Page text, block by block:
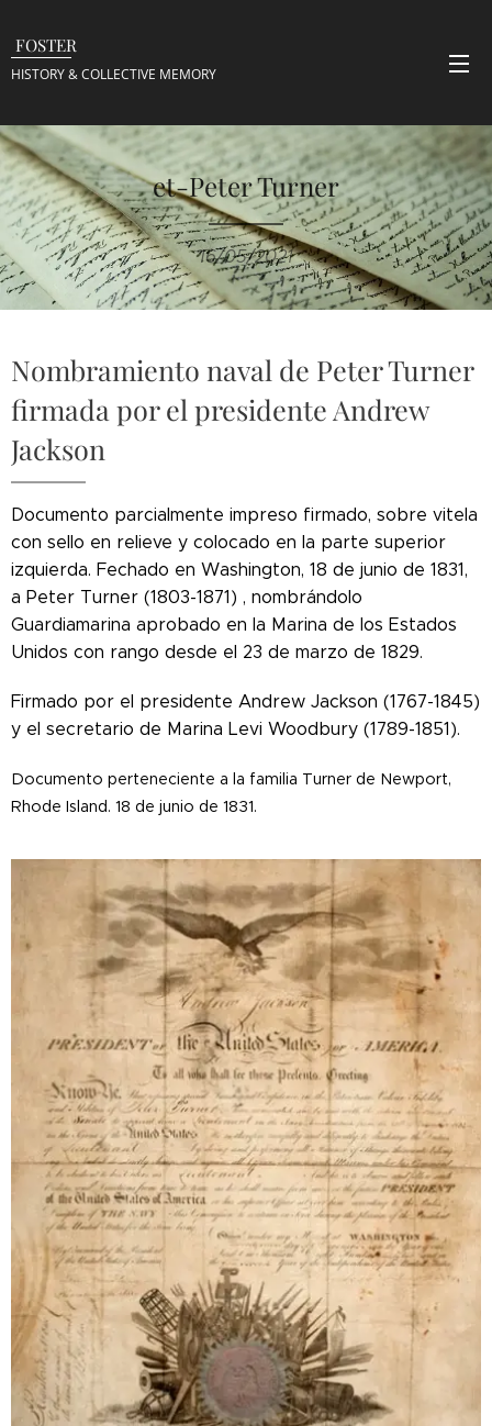
FOSTER
HISTORY & COLLECTIVE MEMORY
et-Peter Turner
16/05/2021
Nombramiento naval de Peter Turner
firmada por el presidente Andrew
Jackson
Documento parcialmente impreso firmado, sobre vitela
con sello en relieve y colocado en la parte superior
izquierda. Fechado en Washington, 18 de junio de 1831,
a Peter Turner (1803-1871) , nombrándolo
Guardiamarina aprobado en la Marina de los Estados
Unidos con rango desde el 23 de marzo de 1829.
Firmado por el presidente Andrew Jackson (1767-1845)
y el secretario de Marina Levi Woodbury (1789-1851).
Documento perteneciente a la familia Turner de Newport,
Rhode Island. 18 de junio de 1831.